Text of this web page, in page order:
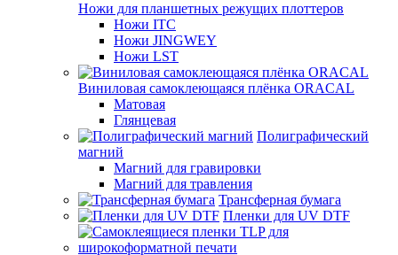
Ножи для планшетных режущих плоттеров
Ножи ITC
Ножи JINGWEY
Ножи LST
Виниловая самоклеющаяся плёнка ORACAL
Матовая
Глянцевая
Полиграфический
магний
Магний для гравировки
Магний для травления
Трансферная бумага
Пленки для UV DTF